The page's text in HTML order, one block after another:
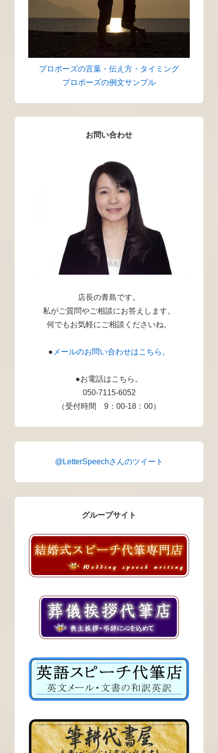
プロポーズの言葉・伝え方・タイミング
プロポーズの例文サンプル
お問い合わせ
店長の青島です。
私がご質問やご相談にお答えします。
何でもお気軽にご相談くださいね。
● メールのお問い合わせはこちら。
●お電話はこちら。
050-7115-6052
（受付時間 9：00-18：00）
@LetterSpeechさんのツイート
グループサイト